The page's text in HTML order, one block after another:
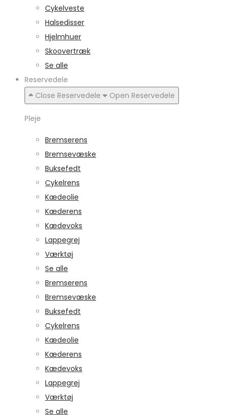
Cykelveste
Halsedisser
Hjelmhuer
Skoovertræk
Se alle
Reservedele
Close Reservedele
Open Reservedele
Pleje
Bremserens
Bremsevæske
Buksefedt
Cykelrens
Kædeolie
Kæderens
Kædevoks
Lappegrej
Værktøj
Se alle
Bremserens
Bremsevæske
Buksefedt
Cykelrens
Kædeolie
Kæderens
Kædevoks
Lappegrej
Værktøj
Se alle